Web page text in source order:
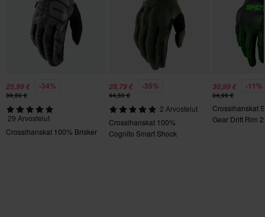
XS
110 x 185 x 30 mm
S
115 x 185 x 30 mm
25,99 € -34%
39,50 €
29 Arvostelut
Crossihanskat 100% Brisker
28,79 € -35%
44,50 €
2 Arvostelut
Crossihanskat 100%
Cognito Smart Shock
30,99 € -11%
34,99 €
Crossihanskat
Gear Drift Rim